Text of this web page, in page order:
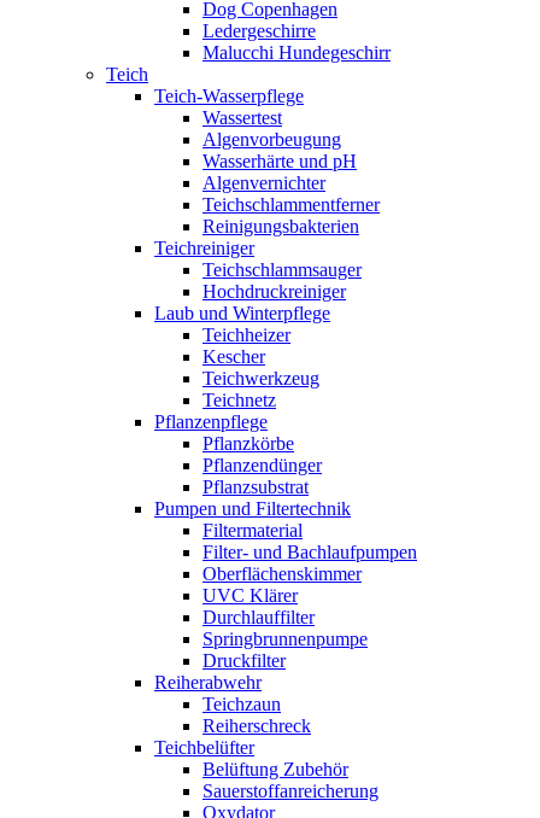
Dog Copenhagen
Ledergeschirre
Malucchi Hundegeschirr
Teich
Teich-Wasserpflege
Wassertest
Algenvorbeugung
Wasserhärte und pH
Algenvernichter
Teichschlammentferner
Reinigungsbakterien
Teichreiniger
Teichschlammsauger
Hochdruckreiniger
Laub und Winterpflege
Teichheizer
Kescher
Teichwerkzeug
Teichnetz
Pflanzenpflege
Pflanzkörbe
Pflanzendünger
Pflanzsubstrat
Pumpen und Filtertechnik
Filtermaterial
Filter- und Bachlaufpumpen
Oberflächenskimmer
UVC Klärer
Durchlauffilter
Springbrunnenpumpe
Druckfilter
Reiherabwehr
Teichzaun
Reiherschreck
Teichbelüfter
Belüftung Zubehör
Sauerstoffanreicherung
Oxydator